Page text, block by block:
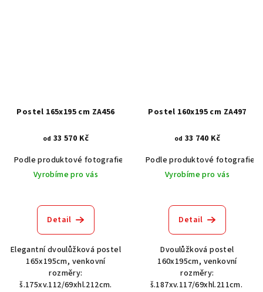
Postel 165x195 cm ZA456
od 33 570 Kč
Podle produktové fotografie
Akát vintage BT1551
Dub světlý
Vyrobíme pro vás
Detail
Elegantní dvoulůžková postel
165x195cm, venkovní
rozměry:
š.175xv.112/69xhl.212cm.
Postel 160x195 cm ZA497
od 33 740 Kč
Podle produktové fotografie
Vyrobíme pro vás
Detail
Dvoulůžková postel
160x195cm, venkovní
rozměry:
š.187xv.117/69xhl.211cm.